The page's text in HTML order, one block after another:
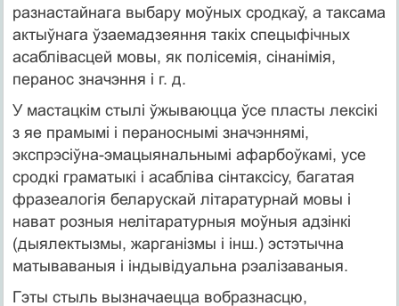
разнастайнага выбару моўных сродкаў, а таксама
актыўнага ўзаемадзеяння такіх спецыфічных
асаблівасцей мовы, як полісемія, сінанімія,
перанос значэння і г. д.
У мастацкім стылі ўжываюцца ўсе пласты лексікі
з яе прамымі і пераноснымі значэннямі,
экспрэсіўна-эмацыянальнымі афарбоўкамі, усе
сродкі граматыкі і асабліва сінтаксісу, багатая
фразеалогія беларускай літаратурнай мовы і
нават розныя нелітаратурныя моўныя адзінкі
(дыялектызмы, жарганізмы і інш.) эстэтычна
матываваныя і індывідуальна рэалізаваныя.
Гэты стыль вызначаецца вобразнасцю,